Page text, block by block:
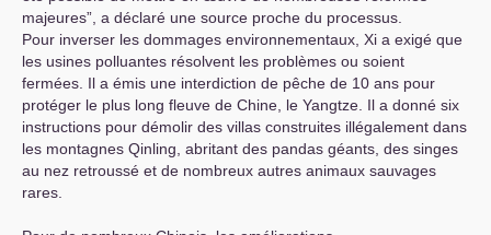
majeures”, a déclaré une source proche du processus.
Pour inverser les dommages environnementaux, Xi a exigé que
les usines polluantes résolvent les problèmes ou soient
fermées. Il a émis une interdiction de pêche de 10 ans pour
protéger le plus long fleuve de Chine, le Yangtze. Il a donné six
instructions pour démolir des villas construites illégalement dans
les montagnes Qinling, abritant des pandas géants, des singes
au nez retroussé et de nombreux autres animaux sauvages
rares.